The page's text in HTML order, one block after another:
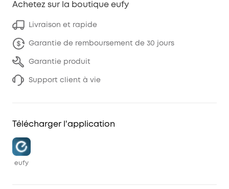
Achetez sur la boutique eufy
Livraison et rapide
Garantie de remboursement de 30 jours
Garantie produit
Support client à vie
Télécharger l'application
eufy